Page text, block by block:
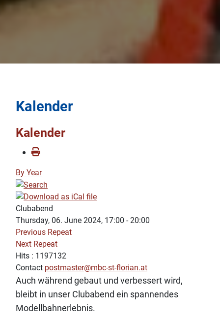
Kalender
Kalender
By Year
Clubabend
Thursday, 06. June 2024, 17:00 - 20:00
Previous Repeat
Next Repeat
Hits : 1197132
Contact postmaster@mbc-st-florian.at
Auch während gebaut und verbessert wird,
bleibt in unser Clubabend ein spannendes
Modellbahnerlebnis.